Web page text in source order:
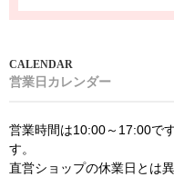
営業日カレンダー
営業時間は10:00～17:00です
す。
直営ショップの休業日とは異